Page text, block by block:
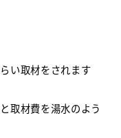
い取材をされます
取材費を湯水のよう